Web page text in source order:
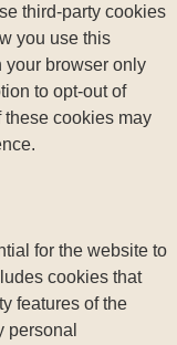
third-party cookies
you use this
your browser only
to opt-out of
these cookies may
for the website to
cookies that
features of the
personal